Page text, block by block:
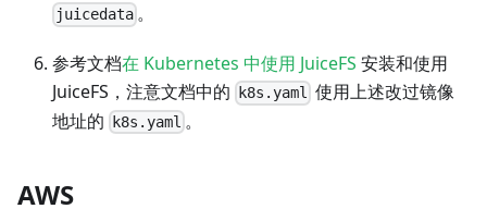
juicedata 。
参考文档在 Kubernetes 中使用 JuiceFS 安装和使用
JuiceFS，注意文档中的
k8s.yaml 使用上述改过镜像
地址的
k8s.yaml 。
AWS